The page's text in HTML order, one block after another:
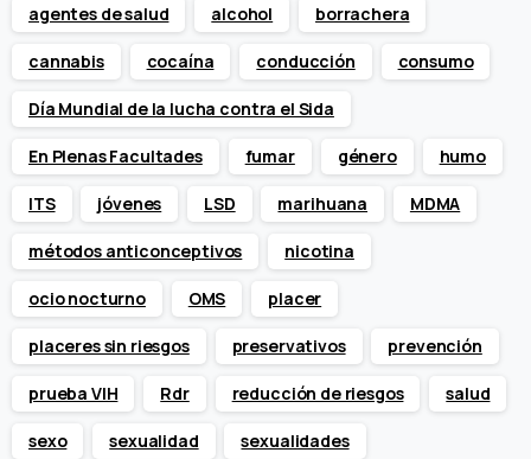
agentes de salud alcohol borrachera
cannabis cocaína conducción consumo
Día Mundial de la lucha contra el Sida
En Plenas Facultades fumar género humo
ITS jóvenes LSD marihuana MDMA
métodos anticonceptivos nicotina
ocio nocturno OMS placer
placeres sin riesgos preservativos prevención
prueba VIH Rdr reducción de riesgos salud
sexo sexualidad sexualidades